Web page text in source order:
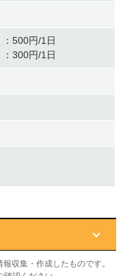
500円/1日
300円/1日
収集・作成したものです。